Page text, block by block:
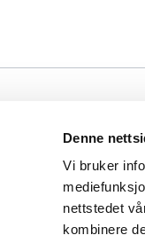
Denne
Vi bruker
nettstedet
kombinere